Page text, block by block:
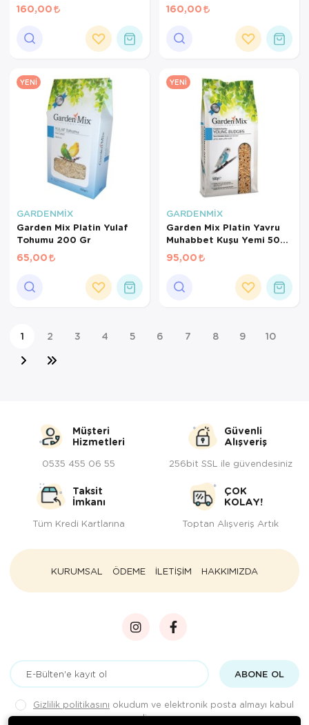
160,00 160,00
YENI
GARDENMİX
Garden Mix Platin Yulaf
Tohumu 200 Gr
65,00
YENI
GARDENMİX
Garden Mix Platin Yavru
Muhabbet Kuşu Yemi 500
Gr
95,00
1 2 3 4 5 6 7 8 9 10
Müşteri
Hizmetleri
0535 455 06 55
Güvenli
Alışveriş
256bit SSL ile güvendesiniz
Taksit
İmkanı
Tüm Kredi Kartlarına
ÇOK
KOLAY!
Toptan Alışveriş Artık
KURUMSAL ÖDEME İLETİŞİM HAKKIMIZDA
ABONE OL
Gizlilik politikasını okudum ve elektronik posta almayı kabul
ediyorum.